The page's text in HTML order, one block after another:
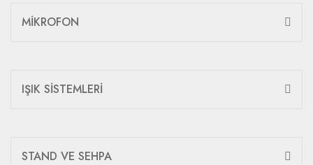
MİKROFON
IŞIK SİSTEMLERİ
STAND VE SEHPA